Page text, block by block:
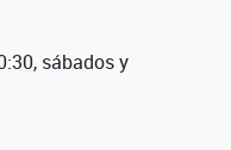
sábados y